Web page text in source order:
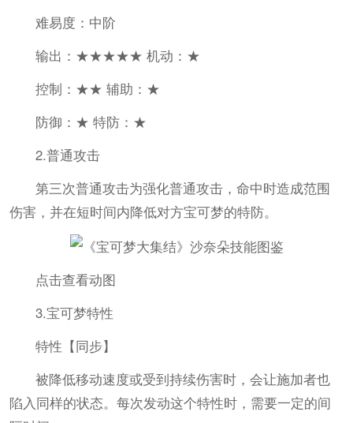
难易度：中阶
输出：★★★★★ 机动：★
控制：★★ 辅助：★
防御：★ 特防：★
2.普通攻击
第三次普通攻击为强化普通攻击，命中时造成范围
伤害，并在短时间内降低对方宝可梦的特防。
点击查看动图
3.宝可梦特性
特性【同步】
被降低移动速度或受到持续伤害时，会让施加者也
陷入同样的状态。每次发动这个特性时，需要一定的间